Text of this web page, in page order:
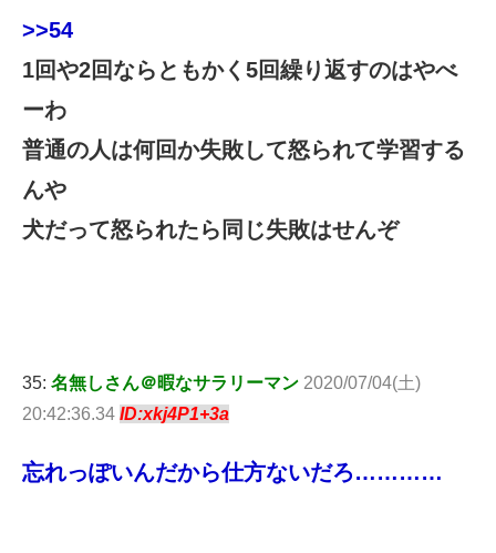
>>54
1回や2回ならともかく5回繰り返すのはやべ
ーわ
普通の人は何回か失敗して怒られて学習する
んや
犬だって怒られたら同じ失敗はせんぞ
35: 名無しさん＠暇なサラリーマン 2020/07/04(土)
20:42:36.34 ID:xkj4P1+3a
忘れっぽいんだから仕方ないだろ…………